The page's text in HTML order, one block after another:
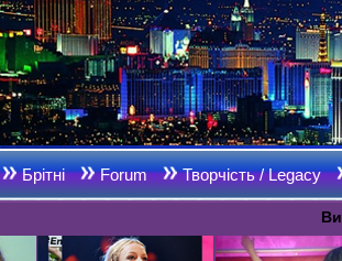
Брітні Forum Творчість / Legacy